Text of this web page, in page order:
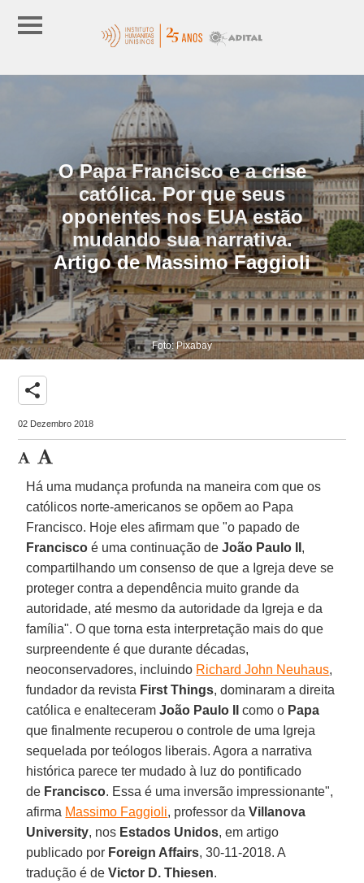
O Papa Francisco e a crise
católica. Por que seus
oponentes nos EUA estão
mudando sua narrativa.
Artigo de Massimo Faggioli
Foto: Pixabay
share
02 Dezembro 2018
Há uma mudança profunda na maneira com que os
católicos norte-americanos se opõem ao Papa
Francisco. Hoje eles afirmam que "o papado de
Francisco é uma continuação deJoão Paulo II ,
compartilhando um consenso de que a Igreja deve se
proteger contra a dependência muito grande da
autoridade, até mesmo da autoridade da Igreja e da
família". O que torna esta interpretação mais do que
surpreendente é que durante décadas,
neoconservadores, incluindo Richard John Neuhaus,
fundador da revista First Things, dominaram a direita
católica e enalteceramJoão Paulo II como o Papa
que finalmente recuperou o controle de uma Igreja
sequelada por teólogos liberais. Agora a narrativa
histórica parece ter mudado à luz do pontificado
de Francisco. Essa é uma inversão impressionante",
afirma Massimo Faggioli, professor daVillanova
University, nos Estados Unidos, em artigo
publicado por Foreign Affairs, 30-11-2018. A
tradução é deVictor D. Thiesen.